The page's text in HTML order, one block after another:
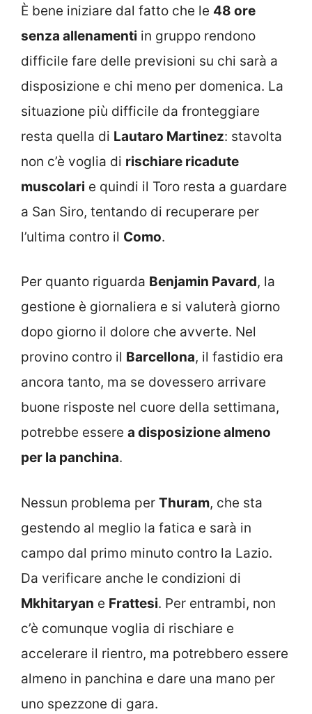
È bene iniziare dal fatto che le 48 ore
senza allenamenti in gruppo rendono
difficile fare delle previsioni su chi sarà a
disposizione e chi meno per domenica. La
situazione più difficile da fronteggiare
resta quella di Lautaro Martinez: stavolta
non c’è voglia di rischiare ricadute
muscolari e quindi il Toro resta a guardare
a San Siro, tentando di recuperare per
l’ultima contro il Como.
Per quanto riguarda Benjamin Pavard, la
gestione è giornaliera e si valuterà giorno
dopo giorno il dolore che avverte. Nel
provino contro il Barcellona, il fastidio era
ancora tanto, ma se dovessero arrivare
buone risposte nel cuore della settimana,
potrebbe essere a disposizione almeno
per la panchina.
Nessun problema per Thuram, che sta
gestendo al meglio la fatica e sarà in
campo dal primo minuto contro la Lazio.
Da verificare anche le condizioni di
Mkhitaryan e Frattesi. Per entrambi, non
c’è comunque voglia di rischiare e
accelerare il rientro, ma potrebbero essere
almeno in panchina e dare una mano per
uno spezzone di gara.